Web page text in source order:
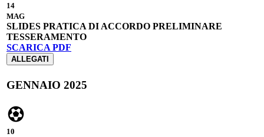
14
MAG
SLIDES PRATICA DI ACCORDO PRELIMINARE
TESSERAMENTO
SCARICA PDF
ALLEGATI
GENNAIO 2025
10